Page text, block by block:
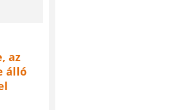
az
álló